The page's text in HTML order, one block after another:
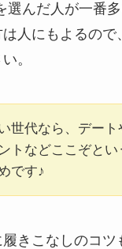
選んだ人が一番
は人にもよるので
。
世代なら、デート
トなどここぞとい
です♪
きこなしのコツ